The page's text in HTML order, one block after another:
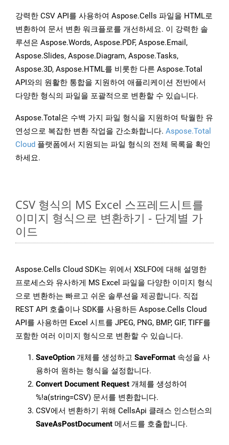
강력한 CSV API를 사용하여 Aspose.Cells 파일을 HTML로
변환하여 문서 변환 워크플로를 개선하세요. 이 강력한 솔
루션은 Aspose.Words, Aspose.PDF, Aspose.Email,
Aspose.Slides, Aspose.Diagram, Aspose.Tasks,
Aspose.3D, Aspose.HTML를 비롯한 다른 Aspose.Total
API와의 원활한 통합을 지원하여 애플리케이션 전반에서
다양한 형식의 파일을 포괄적으로 변환할 수 있습니다.
Aspose.Total은 수백 가지 파일 형식을 지원하여 탁월한 유
연성으로 복잡한 변환 작업을 간소화합니다. Aspose.Total
Cloud 플랫폼에서 지원되는 파일 형식의 전체 목록을 확인
하세요.
CSV 형식의 MS Excel 스프레드시트를
이미지 형식으로 변환하기 - 단계별 가
이드
Aspose.Cells Cloud SDK는 위에서 XSLFO에 대해 설명한
프로세스와 유사하게 MS Excel 파일을 다양한 이미지 형식
으로 변환하는 빠르고 쉬운 솔루션을 제공합니다. 직접
REST API 호출이나 SDK를 사용하든 Aspose.Cells Cloud
API를 사용하면 Excel 시트를 JPEG, PNG, BMP, GIF, TIFF를
포함한 여러 이미지 형식으로 변환할 수 있습니다.
SaveOption 개체를 생성하고 SaveFormat 속성을 사
용하여 원하는 형식을 설정합니다.
Convert Document Request 개체를 생성하여
%!a(string=CSV) 문서를 변환합니다.
CSV에서 변환하기 위해 CellsApi 클래스 인스턴스의
SaveAsPostDocument 메서드를 호출합니다.